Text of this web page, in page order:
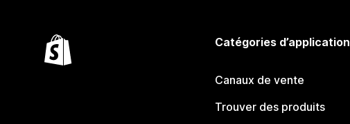
Catégories
Canaux de vente
Trouver des produits